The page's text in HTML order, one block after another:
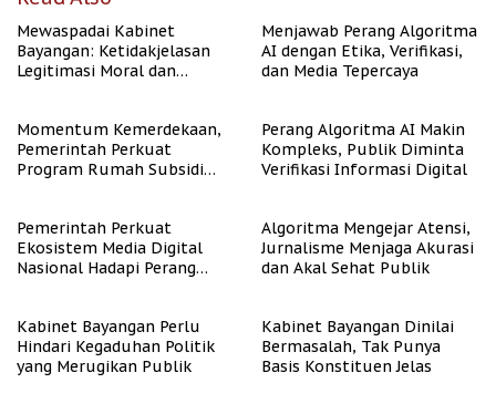
Mewaspadai Kabinet
Bayangan: Ketidakjelasan
Legitimasi Moral dan
Menjawab Perang Algoritma
AI dengan Etika, Verifikasi,
dan Media Tepercaya
Momentum Kemerdekaan,
Pemerintah Perkuat
Program Rumah Subsidi
Perang Algoritma AI Makin
Kompleks, Publik Diminta
Verifikasi Informasi Digital
Pemerintah Perkuat
Ekosistem Media Digital
Nasional Hadapi Perang
Algoritma Mengejar Atensi,
Jurnalisme Menjaga Akurasi
dan Akal Sehat Publik
Kabinet Bayangan Perlu
Hindari Kegaduhan Politik
yang Merugikan Publik
Kabinet Bayangan Dinilai
Bermasalah, Tak Punya
Basis Konstituen Jelas